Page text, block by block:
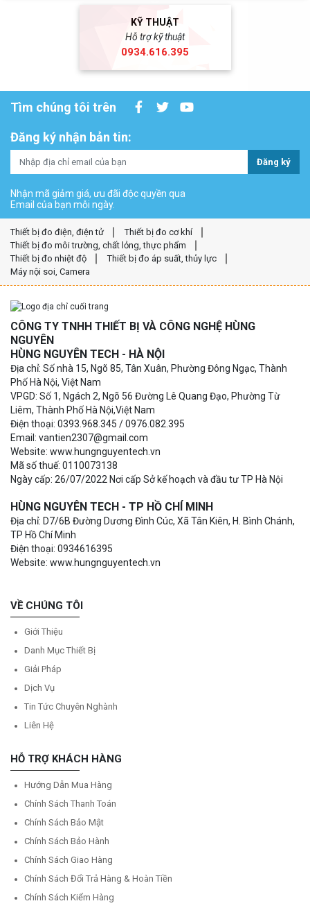
KỸ THUẬT
Hỗ trợ kỹ thuật
0934.616.395
Tìm chúng tôi trên
Đăng ký nhận bản tin:
Đăng ký
Nhận mã giảm giá, ưu đãi độc quyền qua
Email của bạn mỗi ngày.
Thiết bị đo điện, điện tử
Thiết bị đo cơ khí
Thiết bị đo môi trường, chất lỏng, thực phẩm
Thiết bị đo nhiệt độ
Thiết bị đo áp suất, thủy lực
Máy nội soi, Camera
CÔNG TY TNHH THIẾT BỊ VÀ CÔNG NGHỆ HÙNG
NGUYÊN
HÙNG NGUYÊN TECH - HÀ NỘI
Địa chỉ: Số nhà 15, Ngõ 85, Tân Xuân, Phường Đông Ngạc, Thành
Phố Hà Nội, Việt Nam
VPGD: Số 1, Ngách 2, Ngõ 56 Đường Lê Quang Đạo, Phường Từ
Liêm, Thành Phố Hà Nội,Việt Nam
Điện thoại: 0393.968.345 / 0976.082.395
Email: vantien2307@gmail.com
Website: www.hungnguyentech.vn
Mã số thuế: 0110073138
Ngày cấp: 26/07/2022 Nơi cấp Sở kế hoạch và đầu tư TP Hà Nội
HÙNG NGUYÊN TECH - TP HỒ CHÍ MINH
Địa chỉ: D7/6B Đường Dương Đình Cúc, Xã Tân Kiên, H. Bình Chánh,
TP Hồ Chí Minh
Điện thoại: 0934616395
Website: www.hungnguyentech.vn
VỀ CHÚNG TÔI
Giới Thiệu
Danh Mục Thiết Bị
Giải Pháp
Dịch Vụ
Tin Tức Chuyên Nghành
Liên Hệ
HỖ TRỢ KHÁCH HÀNG
Hướng Dẫn Mua Hàng
Chính Sách Thanh Toán
Chính Sách Bảo Mật
Chính Sách Bảo Hành
Chính Sách Giao Hàng
Chính Sách Đổi Trả Hàng & Hoàn Tiền
Chính Sách Kiểm Hàng